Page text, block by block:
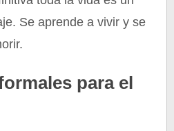
Se aprende a vivir y se
para el